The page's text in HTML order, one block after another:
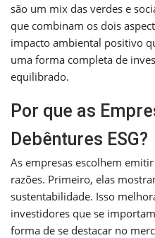
são um mix das verdes e
que combinam os dois
impacto ambiental positivo
uma forma completa de
equilibrado.
Por que as
Debêntures ESG?
As empresas escolhem emitir
razões. Primeiro, elas
sustentabilidade. Isso
investidores que se
forma de se destacar no